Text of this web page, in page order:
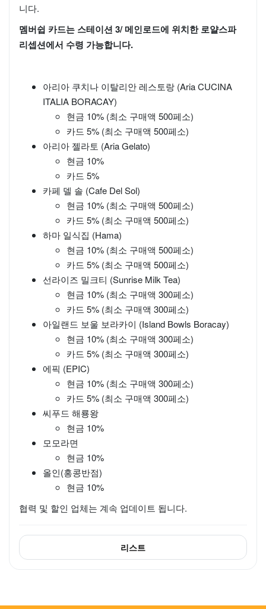
니다.
멤버쉽 카드는 스테이션 3/ 메인로드에 위치한 로얄스파
리셉션에서 수령 가능합니다.
아리아 쿠치나 이탈리안 레스토랑 (Aria CUCINA
ITALIA BORACAY)
현금 10% (최소 구매액 500페소)
카드 5% (최소 구매액 500페소)
아리아 젤라토 (Aria Gelato)
현금 10%
카드 5%
카페 델 솔 (Cafe Del Sol)
현금 10% (최소 구매액 500페소)
카드 5% (최소 구매액 500페소)
하마 일식집 (Hama)
현금 10% (최소 구매액 500페소)
카드 5% (최소 구매액 500페소)
선라이즈 밀크티 (Sunrise Milk Tea)
현금 10% (최소 구매액 300페소)
카드 5% (최소 구매액 300페소)
아일랜드 보울 보라카이 (Island Bowls Boracay)
현금 10% (최소 구매액 300페소)
카드 5% (최소 구매액 300페소)
에픽 (EPIC)
현금 10% (최소 구매액 300페소)
카드 5% (최소 구매액 300페소)
씨푸드 해룡왕
현금 10%
모모라면
현금 10%
올인(홍콩반점)
현금 10%
협력 및 할인 업체는 계속 업데이트 됩니다.
리스트